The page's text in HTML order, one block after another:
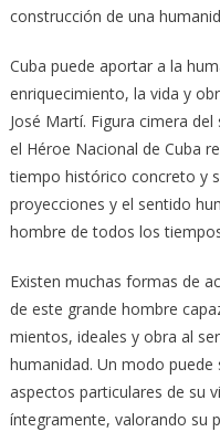
construcción de una
Cuba puede aportar a la
enriquecimiento, la vida y
José Martí. Figura cimera
el Héroe Nacional de Cuba
tiempo histórico concreto y
proyecciones y el sentido
hombre de todos los
Existen muchas formas de
de este grande hombre
mientos, ideales y obra al
humanidad. Un modo
aspectos particulares de su
íntegramente, valorando su